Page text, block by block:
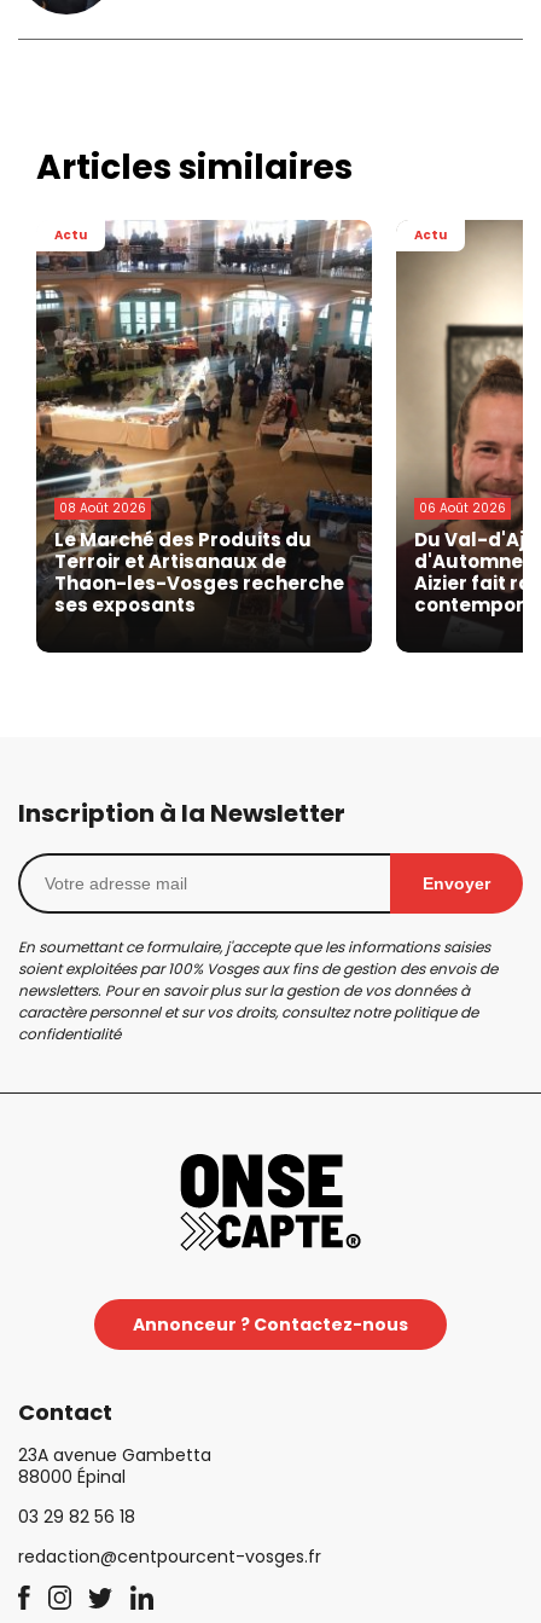
Articles similaires
Actu
08 Août 2026
Le Marché des Produits du
Terroir et Artisanaux de
Thaon-les-Vosges recherche
ses exposants
Actu
06 Août 2026
Du Val-
d'Automne
Aizier fait
Inscription à la Newsletter
Envoyer
En soumettant ce formulaire, j'accepte que les informations saisies
soient exploitées par 100% Vosges aux fins de gestion des envois de
newsletters. Pour en savoir plus sur la gestion de vos données à
caractère personnel et sur vos droits, consultez notrepolitique de
confidentialité
Annonceur ? Contactez-nous
Contact
23A avenue Gambetta
88000 Épinal
03 29 82 56 18
redaction@centpourcent-vosges.fr